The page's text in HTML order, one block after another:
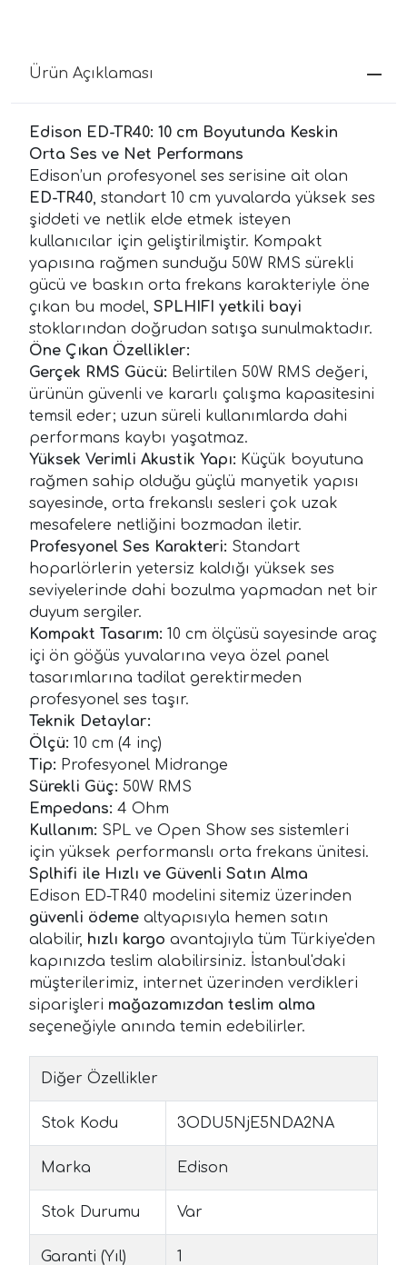
Ürün Açıklaması
Edison ED-TR40: 10 cm Boyutunda Keskin
Orta Ses ve Net Performans
Edison’un profesyonel ses serisine ait olan
ED-TR40, standart 10 cm yuvalarda yüksek ses
şiddeti ve netlik elde etmek isteyen
kullanıcılar için geliştirilmiştir. Kompakt
yapısına rağmen sunduğu 50W RMS sürekli
gücü ve baskın orta frekans karakteriyle öne
çıkan bu model, SPLHIFI yetkili bayi
stoklarından doğrudan satışa sunulmaktadır.
Öne Çıkan Özellikler:
Gerçek RMS Gücü: Belirtilen 50W RMS değeri,
ürünün güvenli ve kararlı çalışma kapasitesini
temsil eder; uzun süreli kullanımlarda dahi
performans kaybı yaşatmaz.
Yüksek Verimli Akustik Yapı: Küçük boyutuna
rağmen sahip olduğu güçlü manyetik yapısı
sayesinde, orta frekanslı sesleri çok uzak
mesafelere netliğini bozmadan iletir.
Profesyonel Ses Karakteri: Standart
hoparlörlerin yetersiz kaldığı yüksek ses
seviyelerinde dahi bozulma yapmadan net bir
duyum sergiler.
Kompakt Tasarım: 10 cm ölçüsü sayesinde araç
içi ön göğüs yuvalarına veya özel panel
tasarımlarına tadilat gerektirmeden
profesyonel ses taşır.
Teknik Detaylar:
Ölçü: 10 cm (4 inç)
Tip: Profesyonel Midrange
Sürekli Güç: 50W RMS
Empedans: 4 Ohm
Kullanım: SPL ve Open Show ses sistemleri
için yüksek performanslı orta frekans ünitesi.
Splhifi ile Hızlı ve Güvenli Satın Alma
Edison ED-TR40 modelini sitemiz üzerinden
güvenli ödeme altyapısıyla hemen satın
alabilir, hızlı kargo avantajıyla tüm Türkiye'den
kapınızda teslim alabilirsiniz. İstanbul'daki
müşterilerimiz, internet üzerinden verdikleri
siparişleri mağazamızdan teslim alma
seçeneğiyle anında temin edebilirler.
Diğer Özellikler
Stok Kodu 3ODU5NjE5NDA2NA
Marka Edison
Stok Durumu Var
Garanti (Yıl) 1